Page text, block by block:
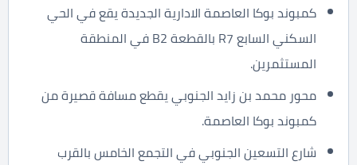
كمبوند بوكا العاصمة الادارية الجديدة يقع في الحي
السكني السابع R7 بالقطعة B2 في المنطقة
المستثمرين.
محور محمد بن زايد الجنوبي يقطع مسافة قصيرة من
كمبوند بوكا العاصمة.
شارع التسعين الجنوبي في التجمع الخامس بالقرب